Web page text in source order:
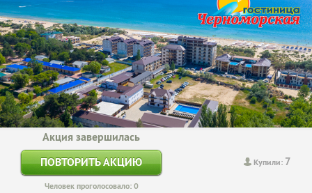
Купили: 7
Акция завершилась
ПОВТОРИТЬ АКЦИЮ
Человек проголосовало: 0